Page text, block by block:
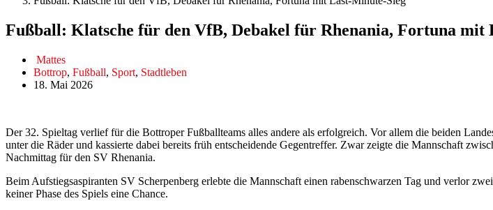
Fußball: Klatsche für den VfB, Debakel für Rhenania, Fortuna mit
Mattes
Bottrop, Fußball, Sport, Stadtleben
18. Mai 2026
Der 32. Spieltag verlief für die Bottroper Fußballteams alles andere als erfolgreich. Vor allem die beiden
unter die Räder und kassierte dabei bereits früh entscheidende Gegentreffer. Zwar zeigte die Mannschaft
Nachmittag für den SV Rhenania.
Beim Aufstiegsaspiranten SV Scherpenberg erlebte die Mannschaft einen rabenschwarzen Tag und verlor
keiner Phase des Spiels eine Chance.